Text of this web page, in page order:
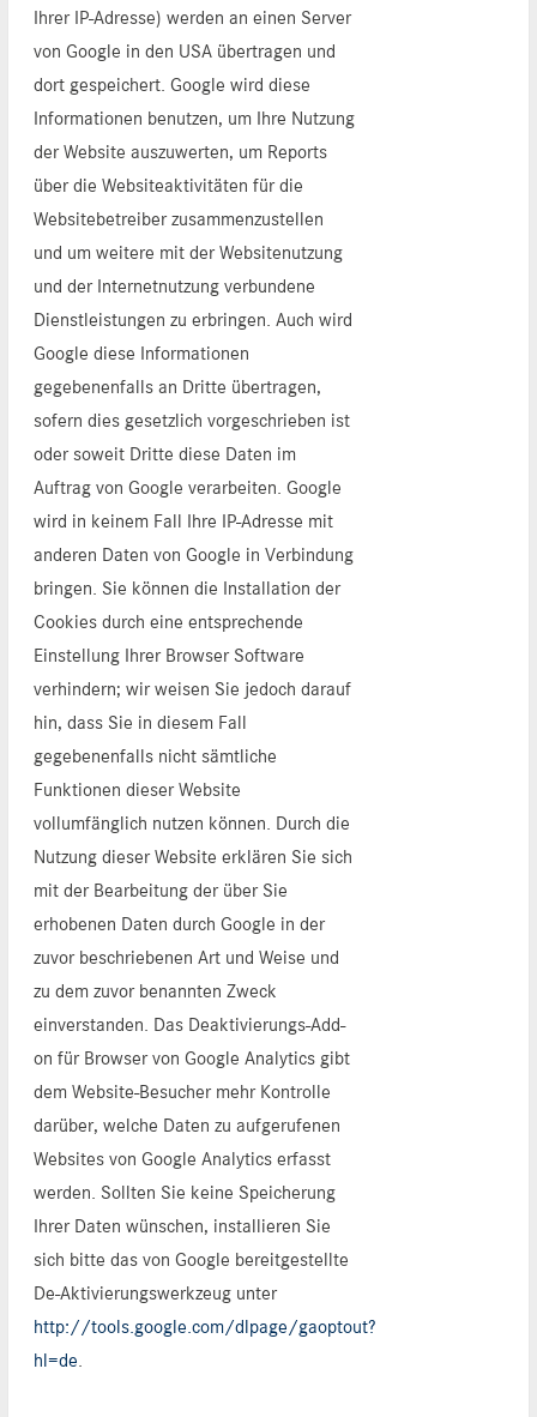
Ihrer IP-Adresse) werden an einen Server
von Google in den USA übertragen und
dort gespeichert. Google wird diese
Informationen benutzen, um Ihre Nutzung
der Website auszuwerten, um Reports
über die Websiteaktivitäten für die
Websitebetreiber zusammenzustellen
und um weitere mit der Websitenutzung
und der Internetnutzung verbundene
Dienstleistungen zu erbringen. Auch wird
Google diese Informationen
gegebenenfalls an Dritte übertragen,
sofern dies gesetzlich vorgeschrieben ist
oder soweit Dritte diese Daten im
Auftrag von Google verarbeiten. Google
wird in keinem Fall Ihre IP-Adresse mit
anderen Daten von Google in Verbindung
bringen. Sie können die Installation der
Cookies durch eine entsprechende
Einstellung Ihrer Browser Software
verhindern; wir weisen Sie jedoch darauf
hin, dass Sie in diesem Fall
gegebenenfalls nicht sämtliche
Funktionen dieser Website
vollumfänglich nutzen können. Durch die
Nutzung dieser Website erklären Sie sich
mit der Bearbeitung der über Sie
erhobenen Daten durch Google in der
zuvor beschriebenen Art und Weise und
zu dem zuvor benannten Zweck
einverstanden. Das Deaktivierungs-Add-
on für Browser von Google Analytics gibt
dem Website-Besucher mehr Kontrolle
darüber, welche Daten zu aufgerufenen
Websites von Google Analytics erfasst
werden. Sollten Sie keine Speicherung
Ihrer Daten wünschen, installieren Sie
sich bitte das von Google bereitgestellte
De-Aktivierungswerkzeug unter
http://tools.google.com/dlpage/gaoptout?
hl=de.